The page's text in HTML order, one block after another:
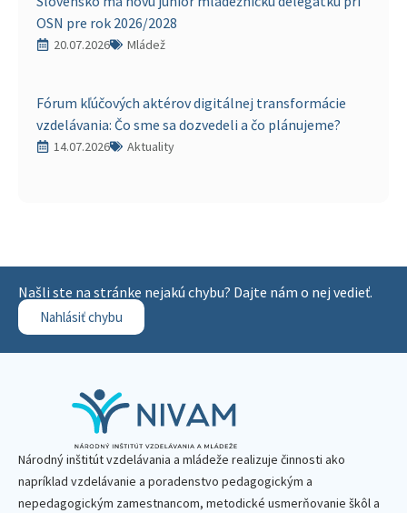
OSN pre rok 2026/2028
20.07.2026 Mládež
Fórum kľúčových aktérov digitálnej transformácie
vzdelávania: Čo sme sa dozvedeli a čo plánujeme?
14.07.2026 Aktuality
Našli ste na stránke nejakú chybu? Dajte nám o nej vedieť.
Nahlásiť chybu
Národný inštitút vzdelávania a mládeže realizuje činnosti ako
napríklad vzdelávanie a poradenstvo pedagogickým a
nepedagogickým zamestnancom, metodické usmerňovanie škôl a